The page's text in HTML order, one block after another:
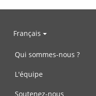
Français
Qui sommes-nous ?
L'équipe
Soutenez-nous